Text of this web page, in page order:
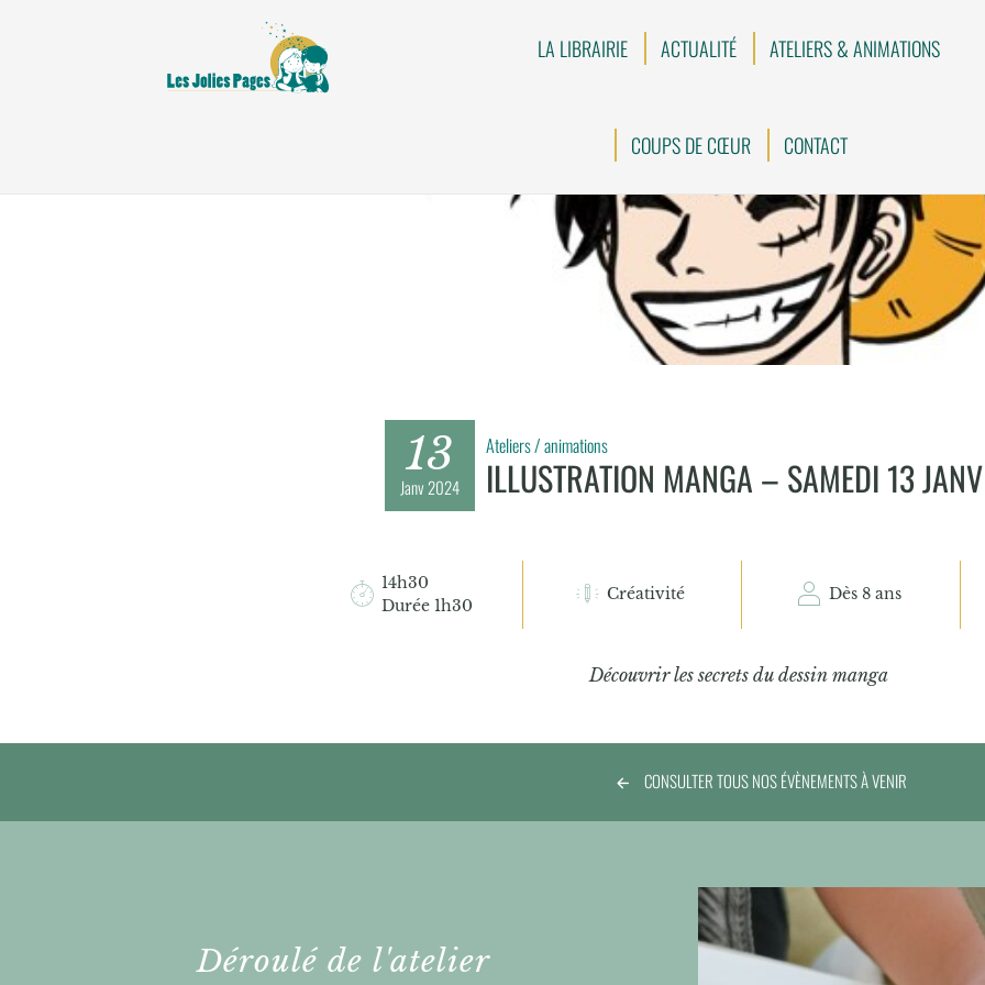
LA LIBRAIRIE ACTUALITÉ ATELIERS & ANIMATIONS
COUPS DE CŒUR CONTACT
13
Janv 2024
Ateliers / animations
ILLUSTRATION MANGA – SAMEDI 13
14h30
Durée 1h30
Créativité Dès 8 ans
Découvrir les secrets du dessin manga
CONSULTER TOUS NOS ÉVÈNEMENTS À VENIR
Déroulé de l'atelier